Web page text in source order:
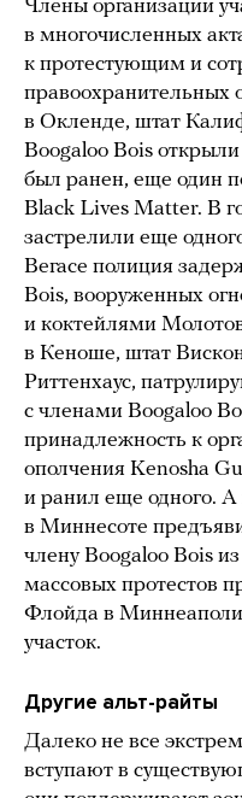
Члены организации
в многочисленных
к протестующим и
правоохранительных
в Окленде, штат
Boogaloo Bois
был ранен, еще один
Black Lives Matter. В
застрелили еще
Вегасе полиция
Bois, вооруженных
и коктейлями
в Кеноше, штат
Риттенхаус,
с членами Boogaloo
принадлежность к
ополчения Kenosha
и ранил еще одного. А
в Миннесоте
члену Boogaloo Bois
массовых протестов
Флойда в
участок.
Другие альт-райты
Далеко не все
вступают в